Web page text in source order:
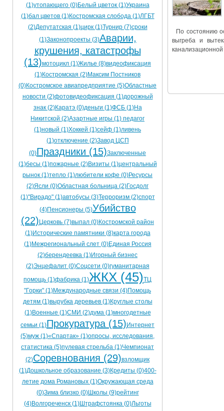
Ограничения движения транспорта на майские
Электронные транспортные картыПо состоянию
выгреба и
канализационной
(1)утопающего (0)Белый цветок (1)Украина
(1)бал цветов (1)Костромская слобода (1)ЛГБТ
(2)Депутатская (1)цирк (1)Турнир (7)сроки
(1)Законопроекты (3)Аварии,
крушения, катастрофы
(13)мотоцикл (1)Жилье (8)видеофиксация
(1)Костромская (2)Максим Постников
(0)Костромское авиапредприятие (5)Областные
новости (2)фотовидеофиксация (1)дорожный
знак (2)Каратэ (0)деньги (1)ФСБ (1)На
Никитской (2)Азартные игры (1) педагог
(1)новый (1)Хоккей (1)сейф (1)ливень
(1)отключение (2)Завод ЦСП
(0)Праздники (15)Заключенные
(1)бесы (1)пожарные (2)Визиты (1)центральный
рынок (1)тепло (1)любители кофе (0)Ресурсы
(2)Ясли (0)Областная больница (2)Госдолг
(1)"Вирадо" (1)автобусы (3)Терроризм (2)спорт
(4)Пенсионеры (5)Убийство
(22) Церковь (7)выпал (0)Костромской район
(1)Исторические памятники (8)карта города
(1)Межрегиональный слет (0)Единая Россия
(2)берендеевка (1)Игорный бизнес
(2)Энцефалит (0)Соцсети (0)гуманитарная
помощь (1)фабрика (1)ЖКХ (45)ТЦ
"Горки" (1)Международные связи (4)Помощь
детям (1)вырубка деревьев (1)Круглые столы
(1)Военные (1)СМИ (2)дума (1)многодетные
семьи (1)Прокуратура (15) Интернет
(5)муж (1)«Спартак» (1)опросы, исследования,
статистика (5)пулевая стрельба (1)Чемпионат
(2)Соревнования (29)взломщик
(1)Дошкольное образование (3)Кредиты (0)400-
летие дома Романовых (1)Окружающая среда
(0)Зима близко (0)Школы (9)рейтинг
(4)Волгореченск (1)Штрафстоянка (0)Льготы